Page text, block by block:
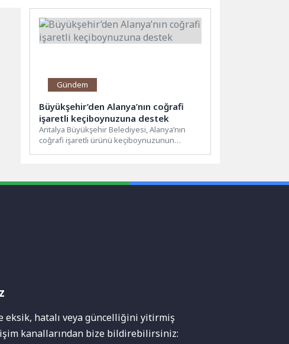
Gündem
Büyükşehir’den Alanya’nın coğrafi
işaretli keçiboynuzuna destek
Antalya Büyükşehir Belediyesi, Alanya’nın
coğrafi işaretli ürünü keçiboynuzunun
eksik, hatalı veya güncelliğini yitirmiş
kanallarından bize bildirebilirsiniz: